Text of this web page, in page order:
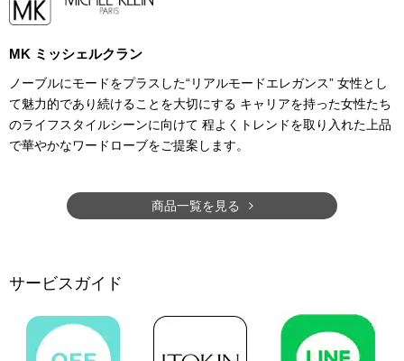
MK ミッシェルクラン
ノーブルにモードをプラスした“リアルモードエレガンス” 女性とし
て魅力的であり続けることを大切にする キャリアを持った女性たち
のライフスタイルシーンに向けて 程よくトレンドを取り入れた上品
で華やかなワードローブをご提案します。
商品一覧を見る
サービスガイド